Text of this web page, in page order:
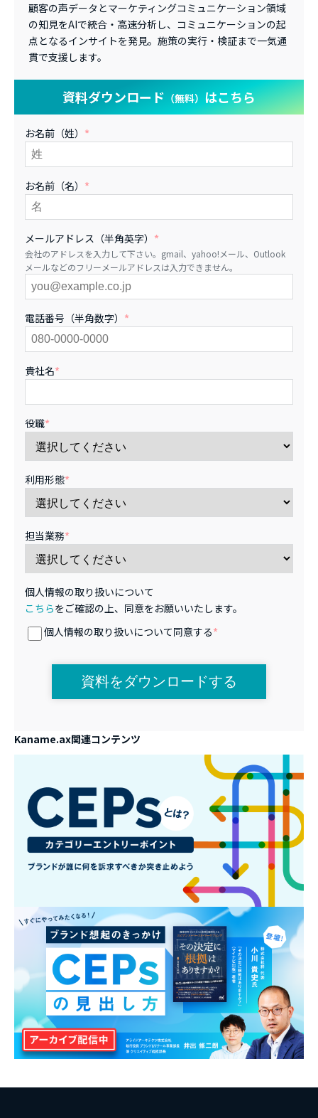
顧客の声データとマーケティングコミュニケーション領域
の知見をAIで統合・高速分析し、コミュニケーションの起
点となるインサイトを発見。施策の実行・検証まで一気通
貫で支援します。
資料ダウンロード （無料） はこちら
お名前（姓） *
お名前（名） *
メールアドレス（半角英字） *
会社のアドレスを入力して下さい。gmail、yahoo!メール、Outlook
メールなどのフリーメールアドレスは入力できません。
電話番号（半角数字） *
貴社名*
役職*
利用形態*
担当業務*
個人情報の取り扱いについて
こちらをご確認の上、同意をお願いいたします。
個人情報の取り扱いについて同意する*
Kaname.ax関連コンテンツ